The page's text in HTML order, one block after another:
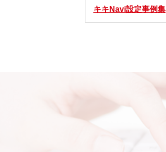
キキNavi設定事例集